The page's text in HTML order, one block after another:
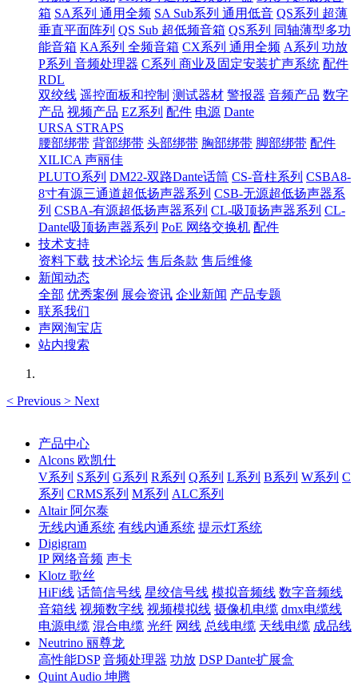
箱 SA系列 通用全频 SA Sub系列 通用低音 QS系列 超薄
垂直平面阵列 QS Sub 超低频音箱 QS系列 同轴薄型多功
能音箱 KA系列 全频音箱 CX系列 通用全频 A系列 功放
P系列 音频处理器 C系列 商业及固定安装扩声系统 配件
RDL
双绞线 遥控面板和控制 测试器材 警报器 音频产品 数字
产品 视频产品 EZ系列 配件 电源 Dante
URSA STRAPS
腰部绑带 背部绑带 头部绑带 胸部绑带 脚部绑带 配件
XILICA 声丽佳
PLUTO系列 DM22-双路Dante话筒 CS-音柱系列 CSBA8-
8寸有源三通道超低扬声器系列 CSB-无源超低扬声器系
列 CSBA-有源超低扬声器系列 CL-吸顶扬声器系列 CL-
Dante吸顶扬声器系列 PoE 网络交换机 配件
技术支持
资料下载 技术论坛 售后条款 售后维修
新闻动态
全部 优秀案例 展会资讯 企业新闻 产品专题
联系我们
声网淘宝店
站内搜索
< Previous > Next
产品中心
Alcons 欧凯仕
V系列 S系列 G系列 R系列 Q系列 L系列 B系列 W系列 C
系列 CRMS系列 M系列 ALC系列
Altair 阿尔泰
无线内通系统 有线内通系统 提示灯系统
Digigram
IP 网络音频 声卡
Klotz 歌丝
HiFi线 话筒信号线 星绞信号线 模拟音频线 数字音频线
音箱线 视频数字线 视频模拟线 摄像机电缆 dmx电缆线
电源电缆 混合电缆 光纤 网线 总线电缆 天线电缆 成品线
Neutrino 丽尊龙
高性能DSP 音频处理器 功放 DSP Dante扩展盒
Quint Audio 坤腾